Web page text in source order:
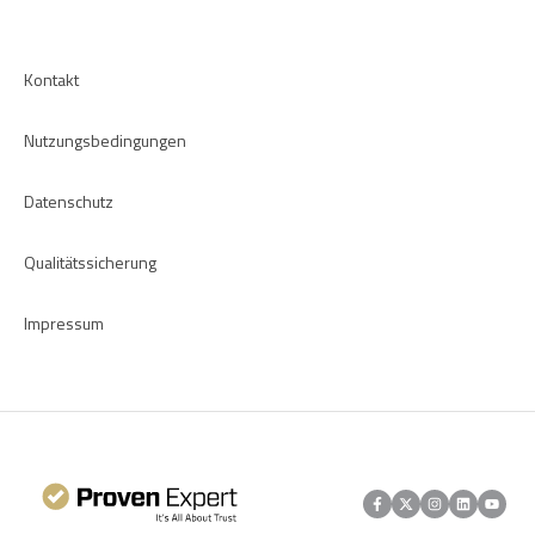
Kontakt
Nutzungsbedingungen
Datenschutz
Qualitätssicherung
Impressum